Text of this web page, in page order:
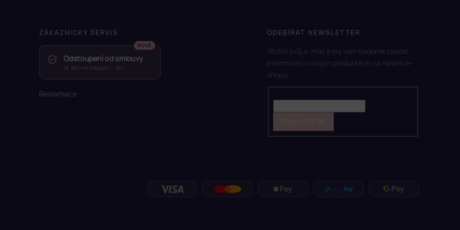
ZÁKAZNICKÝ SERVIS
Odstoupení od smlouvy
14 dní na vrácení — EU
Reklamace
ODEBÍRAT NEWSLETTER
Vložte svůj e-mail a my vám budeme zasílat
informace o nových produktech na našem e-
shopu.